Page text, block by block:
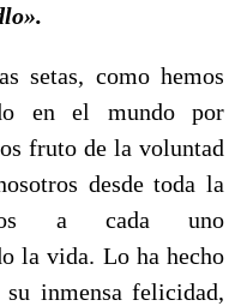
setas, como hemos
en el mundo por
fruto de la voluntad
desde toda la
a cada uno
la vida. Lo ha hecho
inmensa felicidad,